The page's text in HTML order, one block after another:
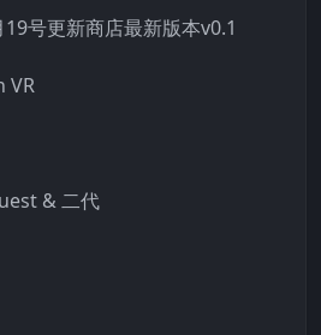
19号更新商店最新版本v0.1
VR
& 二代